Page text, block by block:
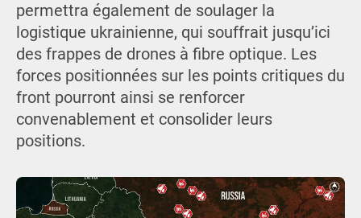
permettra également de soulager la
logistique ukrainienne, qui souffrait jusqu’ici
des frappes de drones à fibre optique. Les
forces positionnées sur les points critiques du
front pourront ainsi se renforcer
convenablement et consolider leurs
positions.